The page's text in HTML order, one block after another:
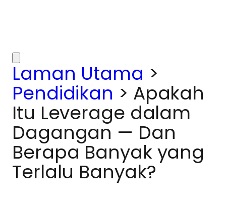
Laman Utama >
Pendidikan > Apakah
Itu Leverage dalam
Dagangan — Dan
Berapa Banyak yang
Terlalu Banyak?